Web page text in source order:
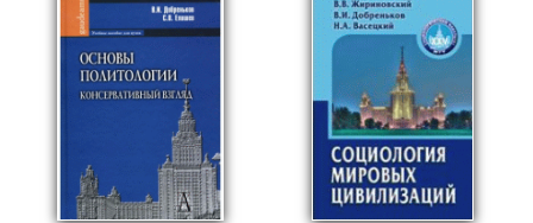
Пред.заказ! Пред.заказ!